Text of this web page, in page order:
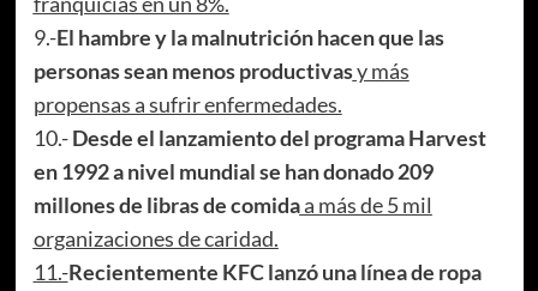
9.-El hambre y la malnutrición hacen que las
personas sean menos productivasy más
propensas a sufrir enfermedades.
10.-Desde el lanzamiento del programa Harvest
en 1992 a nivel mundial se han donado 209
millones de libras de comidaa más de 5 mil
organizaciones de caridad.
11.-Recientemente KFC lanzó una línea de ropa